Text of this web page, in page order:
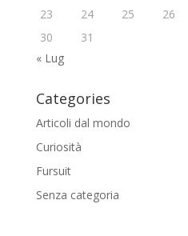
23
24 25 26
30
31
« Lug
Categories
Articoli dal mondo
Curiosità
Fursuit
Senza categoria